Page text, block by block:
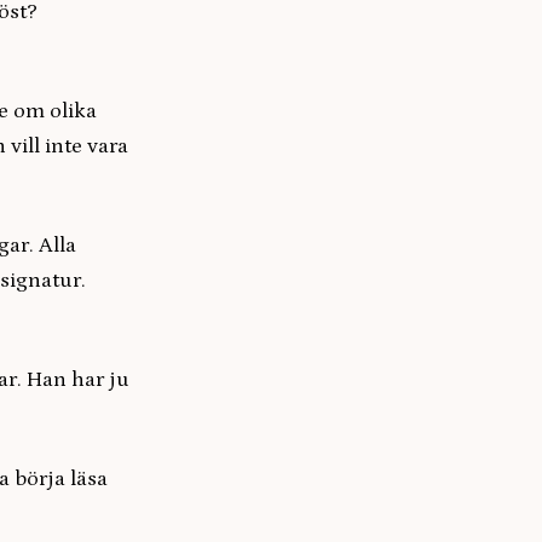
om olika
vill inte vara
Alla
Han har ju
börja läsa